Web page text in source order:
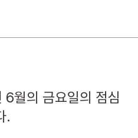
월의 금요일의 점심
.